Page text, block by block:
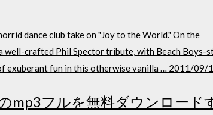
dance club take on "Joy to the World." On the
well-crafted Phil Spector tribute, with Beach Boys-
exuberant fun in this otherwise vanilla … 2011/09/
mp3フルを無料ダウンロード